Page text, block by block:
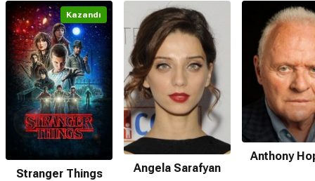
Kazandı
Stranger Things Angela Sarafyan
Anthony